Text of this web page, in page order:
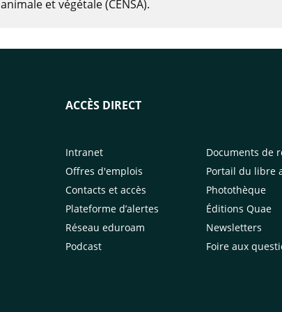
animale et végétale (CENSA).
ACCÈS DIRECT
Intranet
Offres d'emplois
Contacts et accès
Plateforme d’alertes
Réseau eduroam
Podcast
Documents de
Portail du libre
Photothèque
Éditions Quae
Newsletters
Foire aux